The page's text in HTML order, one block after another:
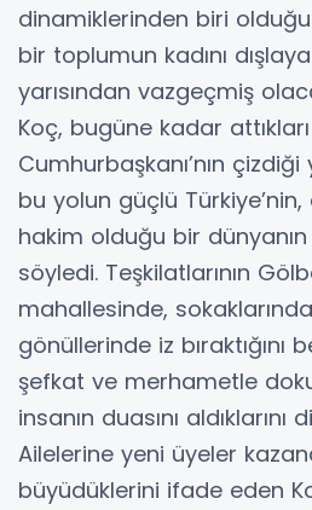
dinamiklerinden biri
bir toplumun kadını
yarısından vazgeçmiş
Koç, bugüne kadar attıkları
Cumhurbaşkanı’nın çizdiği
bu yolun güçlü
hakim olduğu bir
söyledi. Teşkilatlarının
mahallesinde,
gönüllerinde iz bıraktığını
şefkat ve merhametle
insanın duasını aldıklarını
Ailelerine yeni üyeler
büyüdüklerini ifade eden